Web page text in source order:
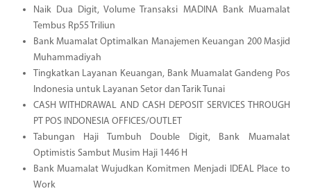
Naik Dua Digit, Volume Transaksi MADINA Bank Muamalat
Tembus Rp55 Triliun
Bank Muamalat Optimalkan Manajemen Keuangan 200 Masjid
Muhammadiyah
Tingkatkan Layanan Keuangan, Bank Muamalat Gandeng Pos
Indonesia untuk Layanan Setor dan Tarik Tunai
CASH WITHDRAWAL AND CASH DEPOSIT SERVICES THROUGH
PT POS INDONESIA OFFICES/OUTLET
Tabungan Haji Tumbuh Double Digit, Bank Muamalat
Optimistis Sambut Musim Haji 1446 H
Bank Muamalat Wujudkan Komitmen Menjadi IDEAL Place to
Work